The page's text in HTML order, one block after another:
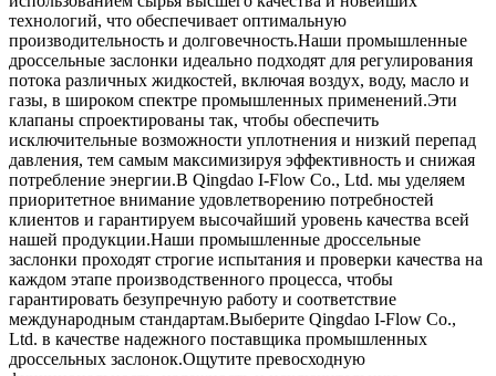
технологий, что обеспечивает оптимальную
производительность и долговечность.Наши промышленные
дроссельные заслонки идеально подходят для регулирования
потока различных жидкостей, включая воздух, воду, масло и
газы, в широком спектре промышленных применений.Эти
клапаны спроектированы так, чтобы обеспечить
исключительные возможности уплотнения и низкий перепад
давления, тем самым максимизируя эффективность и снижая
потребление энергии.В Qingdao I-Flow Co., Ltd. мы уделяем
приоритетное внимание удовлетворению потребностей
клиентов и гарантируем высочайший уровень качества всей
нашей продукции.Наши промышленные дроссельные
заслонки проходят строгие испытания и проверки качества на
каждом этапе производственного процесса, чтобы
гарантировать безупречную работу и соответствие
международным стандартам.Выберите Qingdao I-Flow Co.,
Ltd. в качестве надежного поставщика промышленных
дроссельных заслонок.Ощутите превосходную